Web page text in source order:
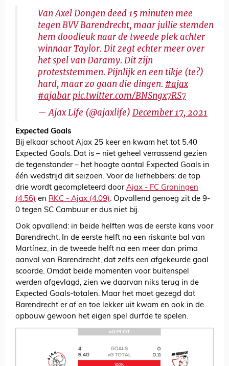
Van Axel Dongen deed 15 minuten mee
tegen BVV Barendrecht, maar jullie stemden
hem doodleuk naar de tweede plek achter
winnaar Taylor. Dit zegt echter meer over
het spel van Daramy. Dit zijn
proteststemmen. Pijnlijk en een tikje (te?)
hard, maar zo gaan die dingen. #ajax
#ajabar pic.twitter.com/BNSngx7RS7
— Ajax Life (@ajaxlife) December 17, 2021
Expected Goals
Bij elkaar schoot Ajax 25 keer en kwam het tot 5.40
Expected Goals. Dat is – niet geheel verrassend gezien
de tegenstander – het hoogte aantal Expected Goals in
één wedstrijd dit seizoen. Voor de liefhebbers: de top
drie wordt gecompleteerd door Ajax - FC Groningen
(4.56) en RKC - Ajax (4.09). Opvallend genoeg zit de 9-
0 tegen SC Cambuur er dus niet bij.
Ook opvallend: in beide helften was de eerste kans voor
Barendrecht. In de eerste helft na een riskante bal van
Martínez, in de tweede helft na een meer dan prima
aanval van Barendrecht, dat zelfs een afgekeurde goal
scoorde. Omdat beide momenten voor buitenspel
werden afgevlagd, zien we daarvan niks terug in de
Expected Goals-totalen. Maar het moet gezegd dat
Barendrecht er af en toe lekker uit kwam en ook in de
opbouw gewoon het eigen spel durfde te spelen.